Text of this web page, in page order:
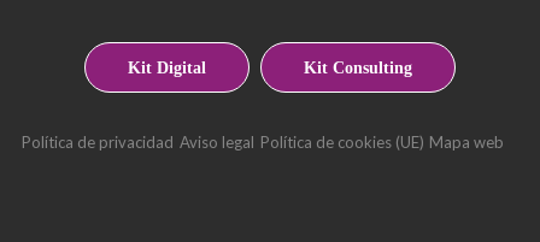
Kit Digital Kit Consulting
Política de privacidad Aviso legal Política de cookies (UE) Mapa web